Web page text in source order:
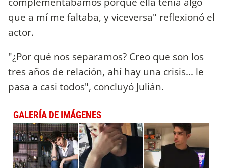
que a mí me faltaba, y viceversa" reflexionó el
actor.
"¿Por qué nos separamos? Creo que son los
tres años de relación, ahí hay una crisis... le
pasa a casi todos", concluyó Julián.
GALERÍA DE IMÁGENES